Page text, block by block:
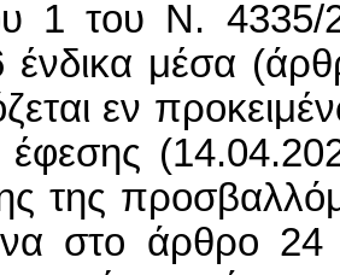
1 του Ν. 4335/
ένδικα μέσα
εν
έφεσης
της
στο άρθρο 24